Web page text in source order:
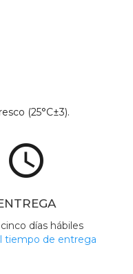
(25°C±3).
access_time
días hábiles
tiempo de entrega